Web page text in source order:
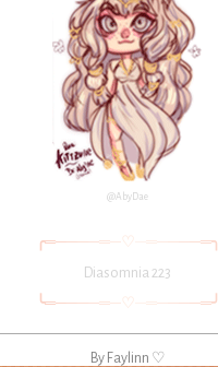
@AbyDae
╭═────═─♡ ═────═╮
Diasomnia 223
╰═────═─♡ ═────═╯
By Faylinn ♡